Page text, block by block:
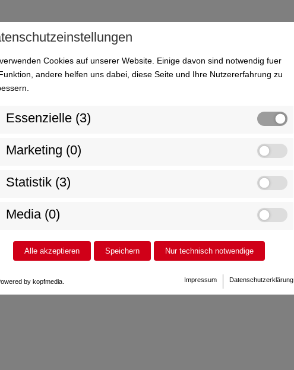
Cookies auf unserer Website. Einige davon sind notwendig fuer
andere helfen uns dabei, diese Seite und Ihre Nutzererfahrung zu
Essenzielle (3)
Marketing (0)
Statistik (3)
Media (0)
Alle akzeptieren Speichern Nur technisch notwendige
by kopfmedia. Impressum Datenschutzerklärung
nutzen zu können, wählen Sie zulassen in den Cookie Einstellungen.